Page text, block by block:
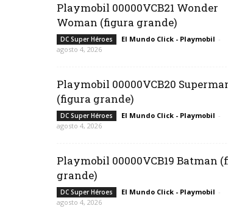
Playmobil 00000VCB21 Wonder
Woman (figura grande)
DC Super Héroes El Mundo Click - Playmobil -
agosto 4, 2026
Playmobil 00000VCB20
(figura grande)
DC Super Héroes El Mundo Click - Playmobil -
agosto 4, 2026
Playmobil 00000VCB19 Batman
grande)
DC Super Héroes El Mundo Click - Playmobil -
agosto 4, 2026